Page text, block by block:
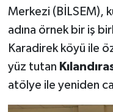
Merkezi (BİLSEM),
adına örnek bir iş
Karadirek köyü ile
yüz tutan
atölye ile yeniden